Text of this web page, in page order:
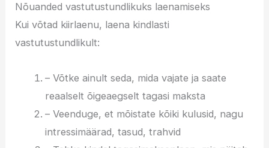
Nõuanded vastutustundlikuks laenamiseks
Kui võtad kiirlaenu, laena kindlasti
vastutustundlikult:
– Võtke ainult seda, mida vajate ja saate
reaalselt õigeaegselt tagasi maksta
– Veenduge, et mõistate kõiki kulusid, nagu
intressimäärad, tasud, trahvid